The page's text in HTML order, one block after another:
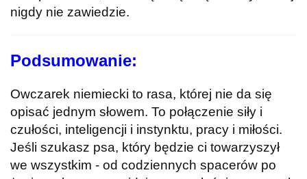
nigdy nie zawiedzie.
Podsumowanie:
Owczarek niemiecki to rasa, której nie da się
opisać jednym słowem. To połączenie siły i
czułości, inteligencji i instynktu, pracy i miłości.
Jeśli szukasz psa, który będzie ci towarzyszył
we wszystkim - od codziennych spacerów po